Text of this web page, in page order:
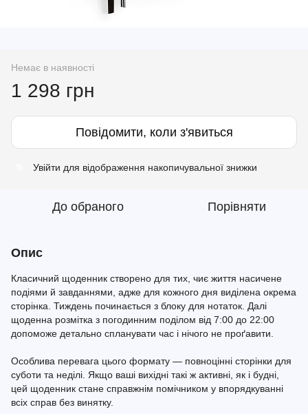
Немає в наявності
1 298 грн
Повідомити, коли з'явиться
Увійти для відображення накопичувальної знижки
До обраного Порівняти
Опис
Класичний щоденник створено для тих, чиє життя насичене
подіями й завданнями, адже для кожного дня виділена окрема
сторінка. Тиждень починається з блоку для нотаток. Далі
щоденна розмітка з погодинним поділом від 7:00 до 22:00
допоможе детально спланувати час і нічого не проґавити.
Особлива перевага цього формату — повноцінні сторінки для
суботи та неділі. Якщо ваші вихідні такі ж активні, як і будні,
цей щоденник стане справжнім помічником у впорядкуванні
всіх справ без винятку.